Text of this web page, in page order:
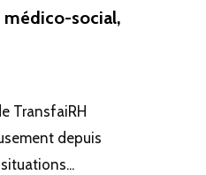
médico-social,
TransfaiRH
depuis